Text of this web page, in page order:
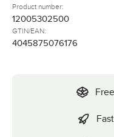
Product number:
12005302500
GTIN/EAN:
4045875076176